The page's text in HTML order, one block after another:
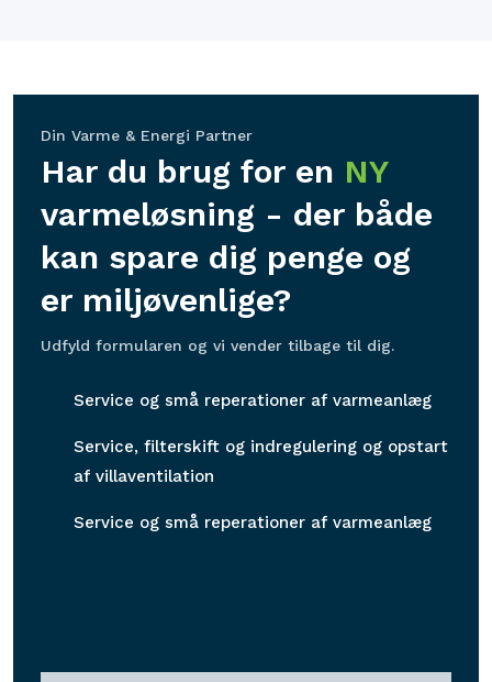
​Din Varme & Energi Partner
Har du brug for en NY
varmeløsning - der både
kan spare dig penge og
er miljøvenlige?
Udfyld formularen og vi vender tilbage til dig.
Service og små reperationer af varmeanlæg
Service, filterskift og indregulering og opstart
af villaventilation
Service og små reperationer af varmeanlæg